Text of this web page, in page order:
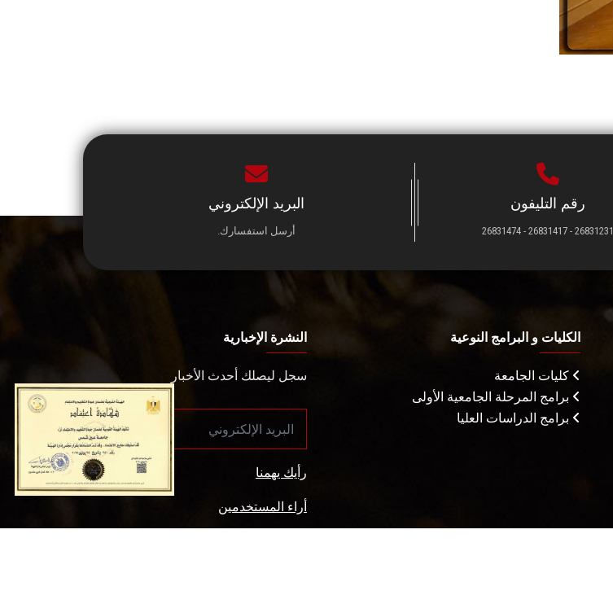
رقم التليفون
26831231 - 26831417 - 26831474
البريد الإلكتروني
أرسل استفسارك.
الكليات و البرامج النوعية
كليات الجامعة
برامج المرحلة الجامعية الأولى
برامج الدراسات العليا
النشرة الإخبارية
سجل ليصلك أحدث الأخبار
رأيك يهمنا
أراء المستخدمين